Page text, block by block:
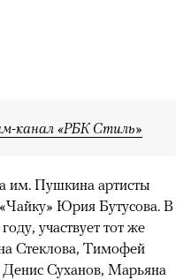
канал «РБК Стиль»
им. Пушкина артисты
Юрия Бутусова. В
участвует тот же
Стеклова, Тимофей
Суханов, Марьяна